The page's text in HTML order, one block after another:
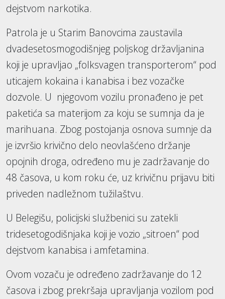
dejstvom narkotika.
Patrola je u Starim Banovcima zaustavila
dvadesetosmogodišnjeg poljskog državljanina
koji je upravljao „folksvagen transporterom“ pod
uticajem kokaina i kanabisa i bez vozačke
dozvole. U njegovom vozilu pronađeno je pet
paketića sa materijom za koju se sumnja da je
marihuana. Zbog postojanja osnova sumnje da
je izvršio krivično delo neovlašćeno držanje
opojnih droga, određeno mu je zadržavanje do
48 časova, u kom roku će, uz krivičnu prijavu biti
priveden nadležnom tužilaštvu.
U Belegišu, policijski službenici su zatekli
tridesetogodišnjaka koji je vozio „sitroen“ pod
dejstvom kanabisa i amfetamina.
Ovom vozaču je određeno zadržavanje do 12
časova i zbog prekršaja upravljanja vozilom pod